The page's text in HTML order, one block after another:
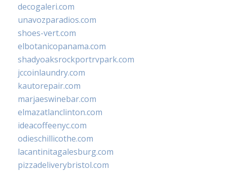
decogaleri.com
unavozparadios.com
shoes-vert.com
elbotanicopanama.com
shadyoaksrockportrvpark.com
jccoinlaundry.com
kautorepair.com
marjaeswinebar.com
elmazatlanclinton.com
ideacoffeenyc.com
odieschillicothe.com
lacantinitagalesburg.com
pizzadeliverybristol.com